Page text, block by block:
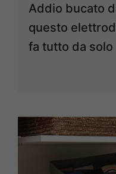
Addio bucato
questo
fa tutto da solo